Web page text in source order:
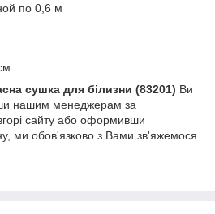
по 0,6 м
сушка для білизни (83201) Ви
нашим менеджерам за
сайту або оформивши
ми обов'язково з Вами зв'яжемося.